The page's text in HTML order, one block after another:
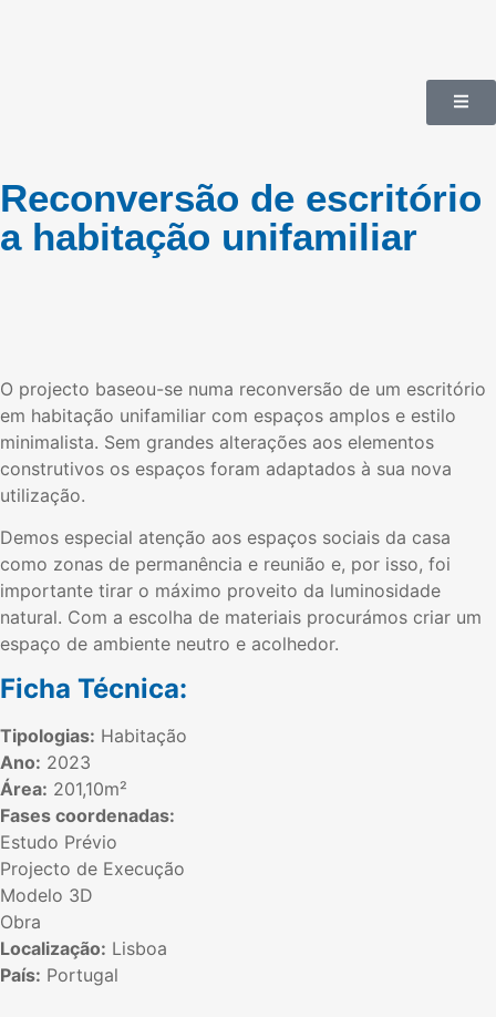
Reconversão de escritório
a habitação unifamiliar
O projecto baseou-se numa reconversão de um escritório
em habitação unifamiliar com espaços amplos e estilo
minimalista. Sem grandes alterações aos elementos
construtivos os espaços foram adaptados à sua nova
utilização.
Demos especial atenção aos espaços sociais da casa
como zonas de permanência e reunião e, por isso, foi
importante tirar o máximo proveito da luminosidade
natural. Com a escolha de materiais procurámos criar um
espaço de ambiente neutro e acolhedor.
Ficha Técnica:
Tipologias: Habitação
Ano: 2023
Área: 201,10m²
Fases coordenadas:
Estudo Prévio
Projecto de Execução
Modelo 3D
Obra
Localização: Lisboa
País: Portugal